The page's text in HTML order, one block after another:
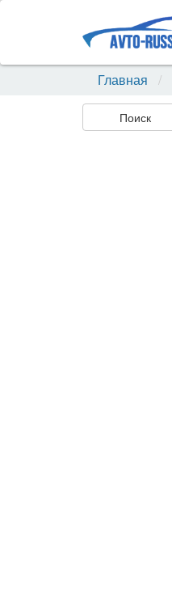
Главная
Поиск